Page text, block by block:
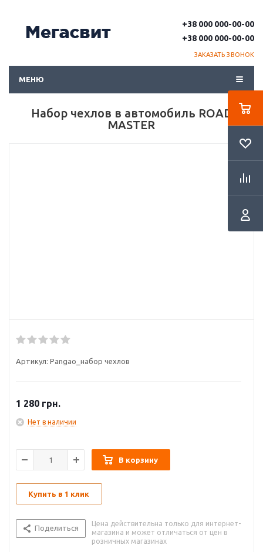
+38 000 000-00-00
+38 000 000-00-00
ЗАКАЗАТЬ ЗВОНОК
МЕНЮ
Набор чехлов в автомобиль ROAD
MASTER
Артикул: Pangao_набор чехлов
1 280 грн.
Нет в наличии
В корзину
Купить в 1 клик
Поделиться
Цена действительна только для интернет-
магазина и может отличаться от цен в
розничных магазинах